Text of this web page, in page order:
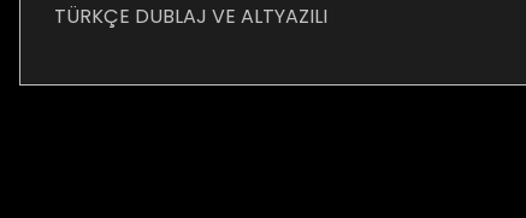
TÜRKÇE DUBLAJ VE ALTYAZILI